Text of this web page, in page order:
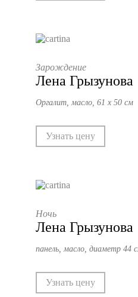
Зарождение
Лена Грызунова
Оргалит, масло, 61 х 50 см
Узнать цену
Ночь
Лена Грызунова
панель, масло, диаметр 44
Узнать цену